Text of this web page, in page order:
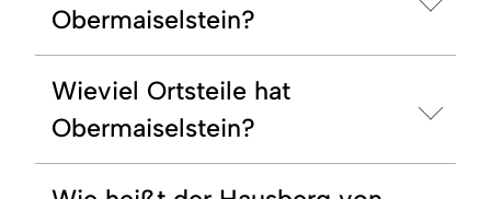
Obermaiselstein?
Wieviel Ortsteile hat
Obermaiselstein?